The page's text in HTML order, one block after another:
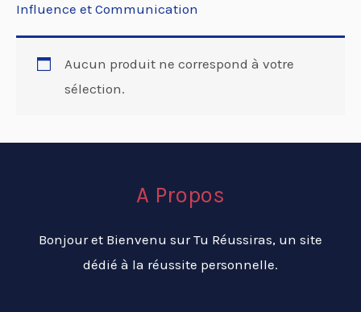
Influence et Communication
Aucun produit ne correspond à votre
sélection.
A Propos
Bonjour et Bienvenu sur Tu Réussiras, un site
dédié à la réussite personnelle.